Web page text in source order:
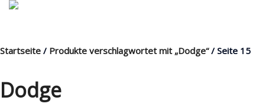
MENÜ
Startseite / Produkte verschlagwortet mit „Dodge“/ Seite 15
Dodge